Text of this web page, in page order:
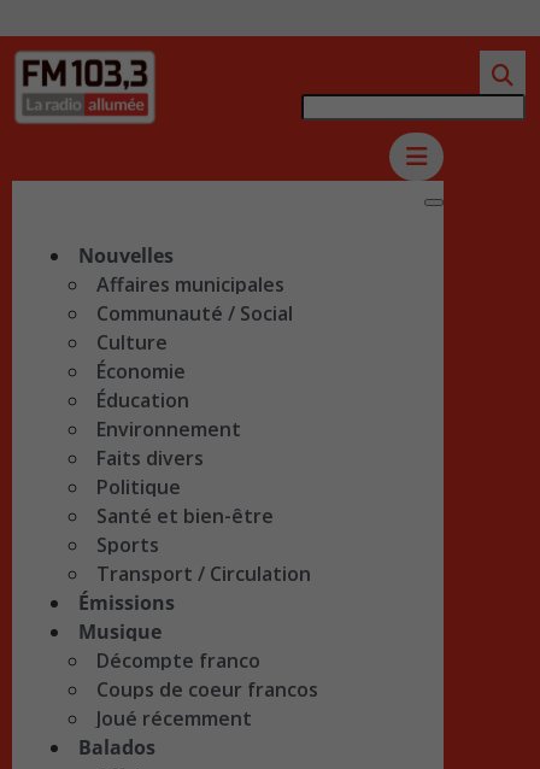
Nouvelles
Affaires municipales
Communauté / Social
Culture
Économie
Éducation
Environnement
Faits divers
Politique
Santé et bien-être
Sports
Transport / Circulation
Émissions
Musique
Décompte franco
Coups de coeur francos
Joué récemment
Balados